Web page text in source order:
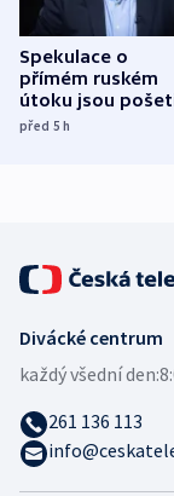
Spekulace o
přímém ruském
útoku jsou
míní estonský
před 5h
Divácké centrum
každý všední den:
261 136 113